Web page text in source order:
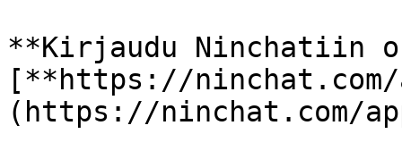
**Kirjaudu Ninchatiin
[**https://
(https://ninchat.com/